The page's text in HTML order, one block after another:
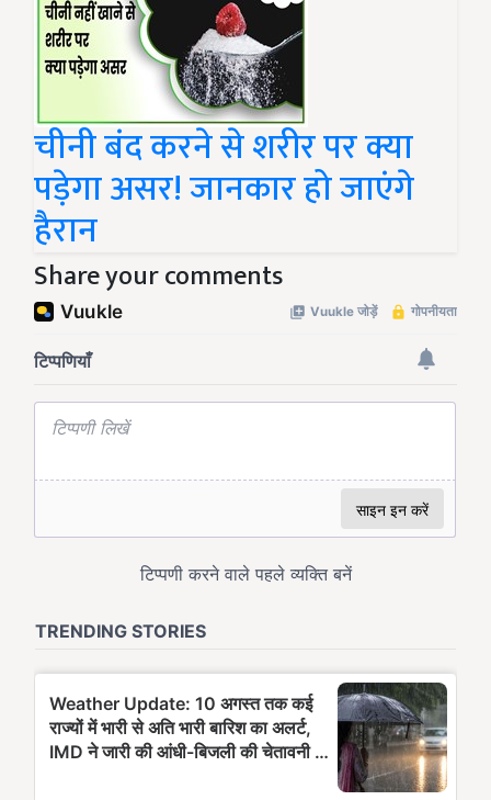
चीनी बंद करने से शरीर पर क्या
पड़ेगा असर! जानकार हो जाएंगे
हैरान
Share your comments